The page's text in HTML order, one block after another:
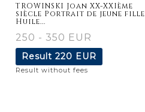
TROWINSKI Joan XX-XXIème
siècle Portrait de jeune fille
Huile...
250 - 350 EUR
Result 220 EUR
Result without fees